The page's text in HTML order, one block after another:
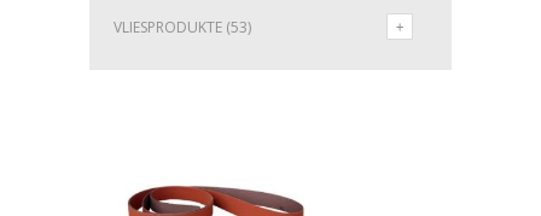
VLIESPRODUKTE (53)